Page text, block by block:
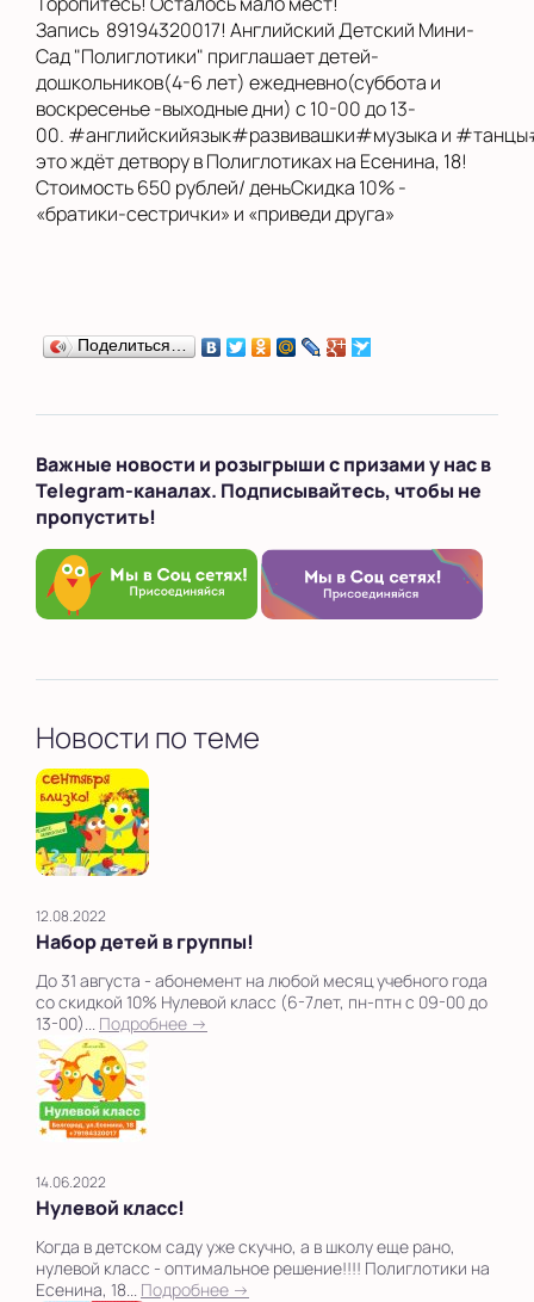
Запись 89194320017! Английский Детский Мини-
Сад "Полиглотики" приглашает детей-
дошкольников(4-6 лет) ежедневно(суббота и
воскресенье -выходные дни) с 10-00 до 13-
00. #английскийязык#развивашки#музыка и
это ждёт детвору в Полиглотиках на Есенина, 18!
Стоимость 650 рублей/ деньСкидка 10% -
«братики-сестрички» и «приведи друга»
Поделиться…
Важные новости и розыгрыши с призами у нас в
Telegram-каналах. Подписывайтесь, чтобы не
пропустить!
Новости по теме
12.08.2022
Набор детей в группы!
До 31 августа - абонемент на любой месяц учебного года
со скидкой 10% Нулевой класс (6-7лет, пн-птн с 09-00 до
13-00)... Подробнее →
14.06.2022
Нулевой класс!
Когда в детском саду уже скучно, а в школу еще рано,
нулевой класс - оптимальное решение!!!! Полиглотики на
Есенина, 18... Подробнее →